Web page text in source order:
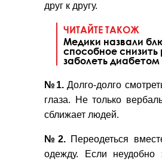
друг к другу.
ЧИТАЙТЕ ТАКОЖ
Медики назвали
способное снизить
заболеть диабетом
№1.Долго-долго
глаза. Не только
сближает людей.
№2.Переодеться
одежду. Если неудобно